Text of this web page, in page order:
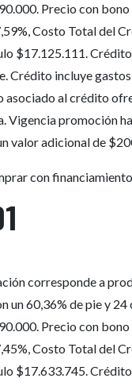
Precio con
Costo Total del
$17.125.111.
Crédito incluye
asociado al crédito
Vigencia promoción
valor adicional de
con
corresponde a
un 60,36% de pie y
Precio con
Costo Total del
$17.633.745.